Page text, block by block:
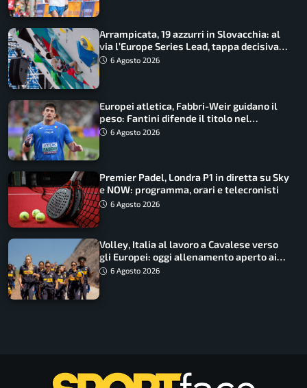
Arrampicata, 19 azzurri in Slovacchia: al
via l’Europe Series Lead, tappa decisiva
per la Speed
6 Agosto 2026
Europei atletica, Fabbri-Weir guidano il
peso: Fantini difende il titolo nel
martello
6 Agosto 2026
Premier Padel, Londra P1 in diretta su Sky
e NOW: programma, orari e telecronisti
6 Agosto 2026
Volley, Italia al lavoro a Cavalese verso
gli Europei: oggi allenamento aperto ai
tifosi
6 Agosto 2026